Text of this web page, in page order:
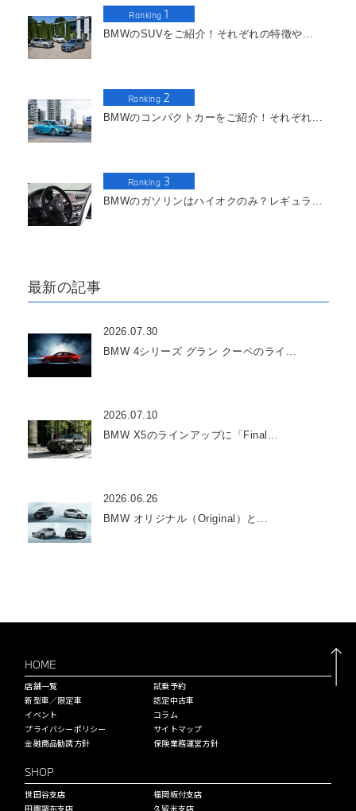
Ranking 1
BMWのSUVをご紹介！それぞれの特徴や...
Ranking 2
BMWのコンパクトカーをご紹介！それぞれ...
Ranking 3
BMWのガソリンはハイオクのみ？レギュラ...
最新の記事
2026.07.30
BMW 4シリーズ グラン クーペのライ...
2026.07.10
BMW X5のラインアップに「Final...
2026.06.26
BMW オリジナル（Original）と...
HOME
店舗一覧
新型車／限定車
イベント
プライバシーポリシー
金融商品勧誘方針
試乗予約
認定中古車
コラム
サイトマップ
保険業務運営方針
SHOP
世田谷支店
田園調布支店
福岡板付支店
久留米支店